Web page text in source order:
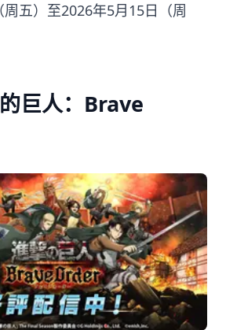
五）至2026年5月15日（周
巨人：Brave